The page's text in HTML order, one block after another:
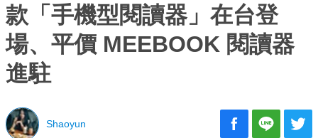
款「手機型閱讀器」在台登
場、平價 MEEBOOK 閱讀器
進駐
Shaoyun